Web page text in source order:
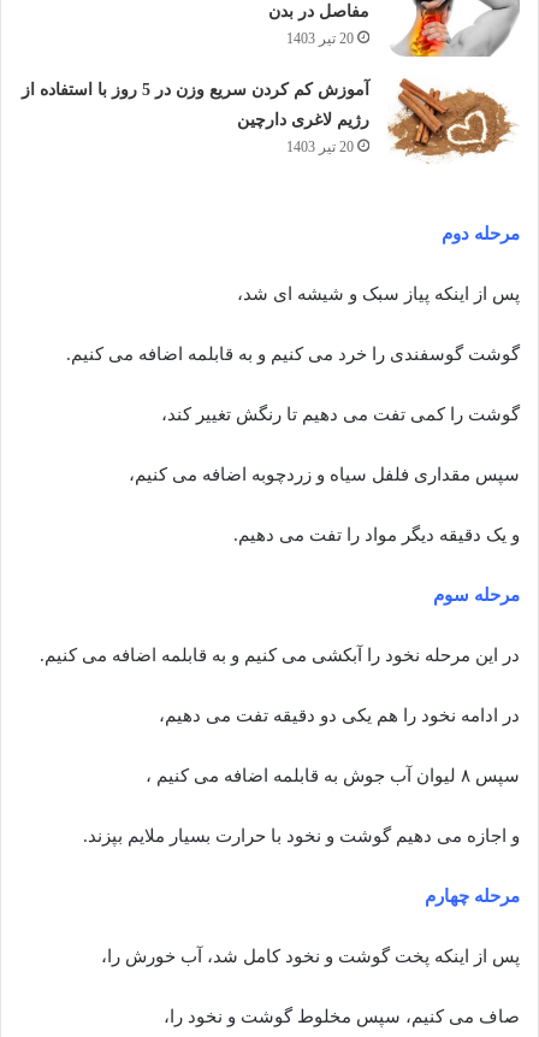
مفاصل در بدن
20 تیر 1403
آموزش کم کردن سریع وزن در 5 روز با استفاده از
رژیم لاغری دارچین
20 تیر 1403
مرحله دوم
پس از اینکه پیاز سبک و شیشه ای شد،
گوشت گوسفندی را خرد می کنیم و به قابلمه اضافه می کنیم.
گوشت را کمی تفت می دهیم تا رنگش تغییر کند،
سپس مقداری فلفل سیاه و زردچوبه اضافه می کنیم،
و یک دقیقه دیگر مواد را تفت می دهیم.
مرحله سوم
در این مرحله نخود را آبکشی می کنیم و به قابلمه اضافه می کنیم.
در ادامه نخود را هم یکی دو دقیقه تفت می دهیم،
سپس ۸ لیوان آب جوش به قابلمه اضافه می کنیم ،
و اجازه می دهیم گوشت و نخود با حرارت بسیار ملایم بپزند.
مرحله چهارم
پس از اینکه پخت گوشت و نخود کامل شد، آب خورش را،
صاف می کنیم، سپس مخلوط گوشت و نخود را،